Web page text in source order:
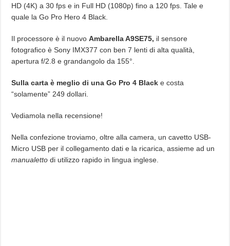
HD (4K) a 30 fps e in Full HD (1080p) fino a 120 fps. Tale e
quale la Go Pro Hero 4 Black.
Il processore è il nuovoAmbarella A9SE75, il sensore
fotografico è Sony IMX377 con ben 7 lenti di alta qualità,
apertura f/2.8 e grandangolo da 155°.
Sulla carta è meglio di una Go Pro 4 Black e costa
“solamente” 249 dollari.
Vediamola nella recensione!
Nella confezione troviamo, oltre alla camera, un cavetto USB-
Micro USB per il collegamento dati e la ricarica, assieme ad un
manualetto di utilizzo rapido in lingua inglese.